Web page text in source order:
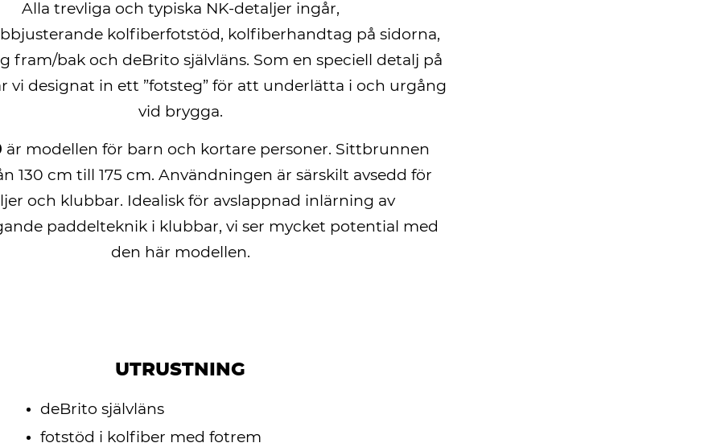
Alla trevliga och typiska NK-detaljer ingår,
kolfiberfotstöd, kolfiberhandtag på sidorna,
fram/bak och deBrito självläns. Som en speciell detalj på
vi designat in ett ”fotsteg” för att underlätta i och urgång
vid brygga.
är modellen för barn och kortare personer. Sittbrunnen
130 cm till 175 cm. Användningen är särskilt avsedd för
och klubbar. Idealisk för avslappnad inlärning av
paddelteknik i klubbar, vi ser mycket potential med
den här modellen.
UTRUSTNING
deBrito självläns
fotstöd i kolfiber med fotrem